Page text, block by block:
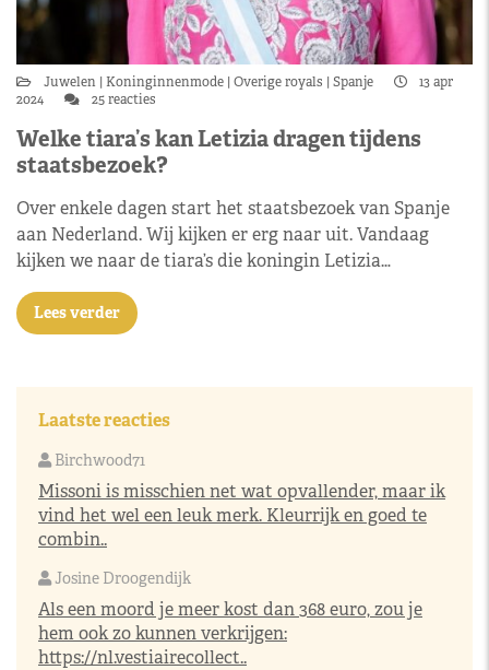
Juwelen Koninginnenmode Overige royals Spanje
13 apr
2024
25 reacties
Welke tiara’s kan Letizia dragen tijdens
staatsbezoek?
Over enkele dagen start het staatsbezoek van Spanje
aan Nederland. Wij kijken er erg naar uit. Vandaag
kijken we naar de tiara’s die koningin Letizia…
Lees verder
Laatste reacties
Birchwood71
Missoni is misschien net wat opvallender, maar ik
vind het wel een leuk merk. Kleurrijk en goed te
combin..
Josine Droogendijk
Als een moord je meer kost dan 368 euro, zou je
hem ook zo kunnen verkrijgen:
https://nl.vestiairecollect..